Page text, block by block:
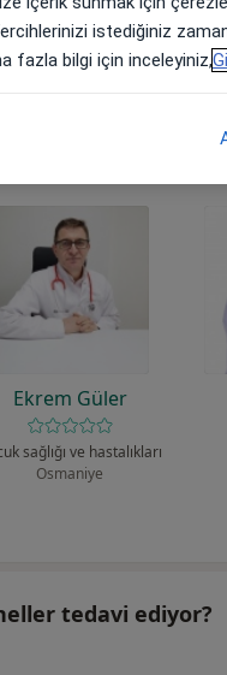
Ekrem Güler
sağlığı ve hastalıkları
Osmaniye
tedavi ediyor?
istediğiniz
fazla bilgi için inceleyiniz,